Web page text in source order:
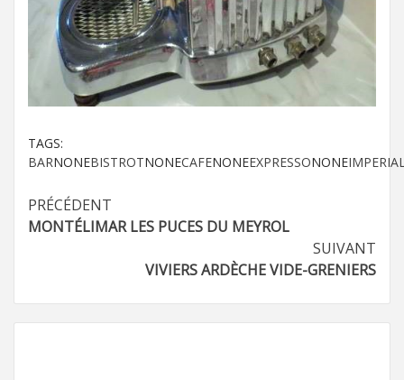
TAGS:
BARNONEBISTROTNONECAFENONEEXPRESSONONE
Navigation
d’article
PRÉCÉDENT
MONTÉLIMAR LES PUCES DU MEYROL
SUIVANT
VIVIERS ARDÈCHE VIDE-GRENIERS